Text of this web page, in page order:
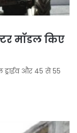
मॉडल किए
ड्राईव और 45 से 55